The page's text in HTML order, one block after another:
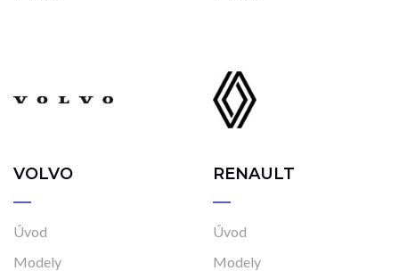
VOLVO
Úvod
Modely
RENAULT
Úvod
Modely